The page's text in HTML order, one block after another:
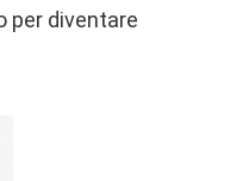
per diventare